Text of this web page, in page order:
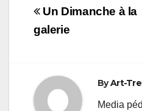
Navigation
de
Un Dimanche à la
galerie
ByArt-
Media